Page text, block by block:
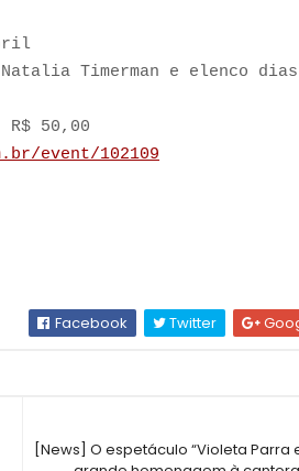
Timerman e elenco
50,00
event/102109
Facebook Twitter
[News] O espetáculo “Violeta Parra